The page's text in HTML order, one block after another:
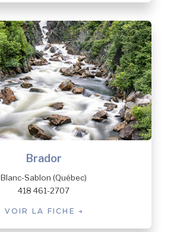
Brador
Blanc-Sablon (Québec)
418 461-2707
VOIR LA FICHE